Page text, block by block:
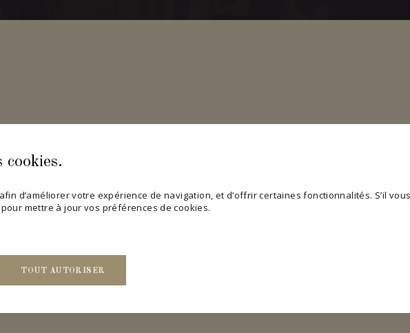
cookies.
d’améliorer votre expérience de navigation, et d’offrir certaines fonctionnalités. S’il
mettre à jour vos préférences de cookies.
TOUT AUTORISER